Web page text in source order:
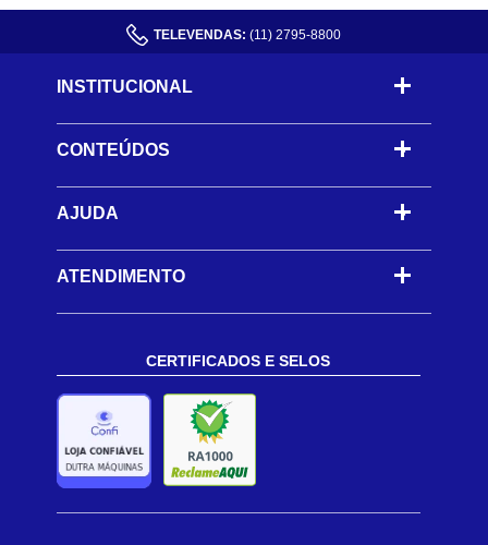
TELEVENDAS: (11) 2795-8800
INSTITUCIONAL
CONTEÚDOS -
AJUDA -
ATENDIMENTO
CERTIFICADOS E SELOS